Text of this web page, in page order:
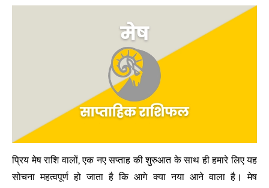
प्रिय मेष राशि वालों, एक नए सप्ताह की शुरुआत के साथ ही हमारे लिए यह
सोचना महत्वपूर्ण हो जाता है कि आगे क्या नया आने वाला है। मेष